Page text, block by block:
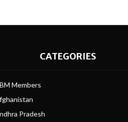
CATEGORIES
Members
Pradesh